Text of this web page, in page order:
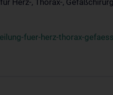
Herz-, Thorax-,
fuer-herz-thorax-